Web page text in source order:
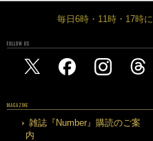
毎日6時・11時・17時
FOLLOW US
MAGAZINE
雑誌『Number』購読のご案
内